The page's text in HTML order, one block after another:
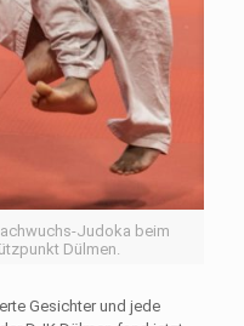
Judoka beim
Dülmen.
Gesichter und jede